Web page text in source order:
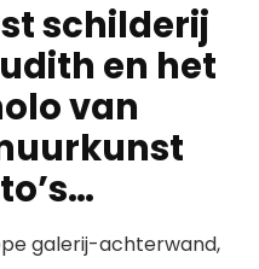
schilderij
en het
van
galerij-achterwand,